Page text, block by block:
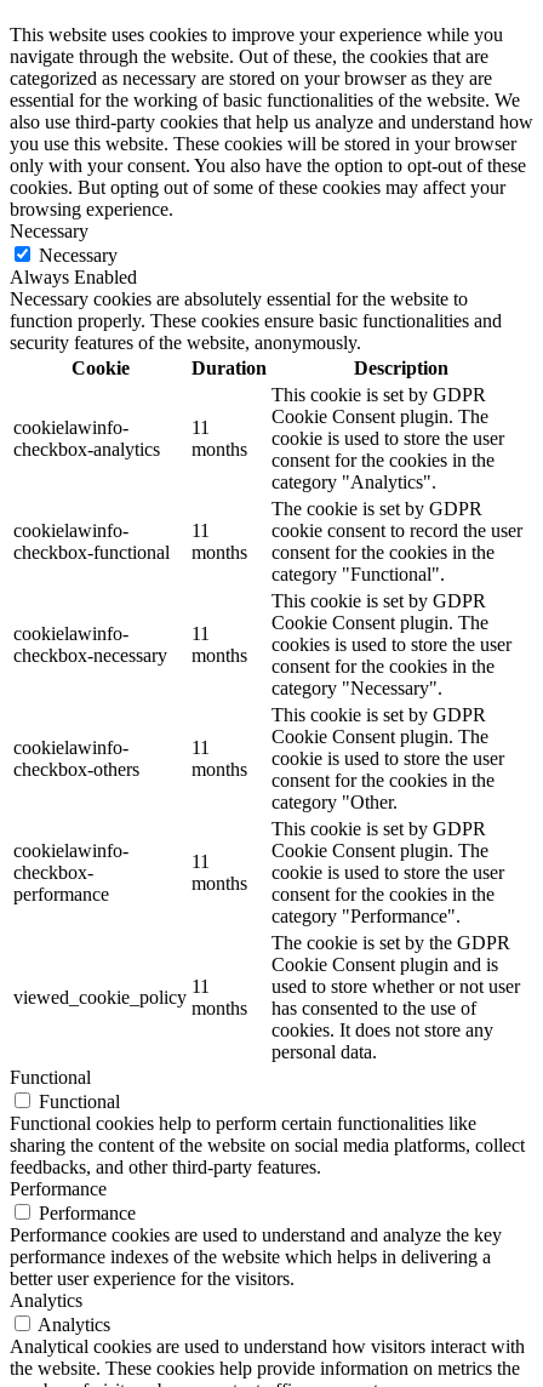
This website uses cookies to improve your experience while you
navigate through the website. Out of these, the cookies that are
categorized as necessary are stored on your browser as they are
essential for the working of basic functionalities of the website. We
also use third-party cookies that help us analyze and understand how
you use this website. These cookies will be stored in your browser
only with your consent. You also have the option to opt-out of these
cookies. But opting out of some of these cookies may affect your
browsing experience.
Necessary
Necessary
Always Enabled
Necessary cookies are absolutely essential for the website to
function properly. These cookies ensure basic functionalities and
security features of the website, anonymously.
Cookie
Duration Description
cookielawinfo-
checkbox-analytics
11
months
This cookie is set by GDPR
Cookie Consent plugin. The
cookie is used to store the user
consent for the cookies in the
category "Analytics".
cookielawinfo-
checkbox-functional
11
months
The cookie is set by GDPR
cookie consent to record the user
consent for the cookies in the
category "Functional".
cookielawinfo-
checkbox-necessary
11
months
This cookie is set by GDPR
Cookie Consent plugin. The
cookies is used to store the user
consent for the cookies in the
category "Necessary".
cookielawinfo-
checkbox-others
11
months
This cookie is set by GDPR
Cookie Consent plugin. The
cookie is used to store the user
consent for the cookies in the
category "Other.
cookielawinfo-
checkbox-
performance
11
months
This cookie is set by GDPR
Cookie Consent plugin. The
cookie is used to store the user
consent for the cookies in the
category "Performance".
viewed_cookie_policy
11
months
The cookie is set by the GDPR
Cookie Consent plugin and is
used to store whether or not user
has consented to the use of
cookies. It does not store any
personal data.
Functional
Functional
Functional cookies help to perform certain functionalities like
sharing the content of the website on social media platforms, collect
feedbacks, and other third-party features.
Performance
Performance
Performance cookies are used to understand and analyze the key
performance indexes of the website which helps in delivering a
better user experience for the visitors.
Analytics
Analytics
Analytical cookies are used to understand how visitors interact with
the website. These cookies help provide information on metrics the